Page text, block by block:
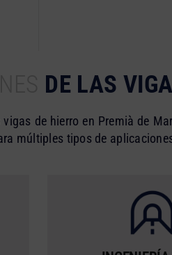
DE LAS
de hierro en Premià de
múltiples tipos de